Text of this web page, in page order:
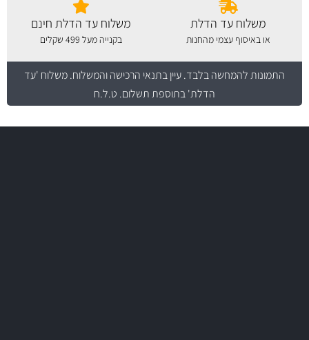
משלוח עד הדלת
או באיסוף עצמי מהחנות
משלוח עד הדלת חינם
בקנייה מעל 499 שקלים
התמונות להמחשה בלבד.עיין בתנאי הרכישה והמשלוח. משלוח 'עד
הדלת' בתוספת תשלום. ט.ל.ח